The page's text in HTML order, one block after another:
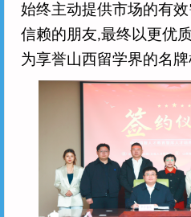
始终主动提供市场的有
信赖的朋友,最终以更优
为享誉山西留学界的名牌